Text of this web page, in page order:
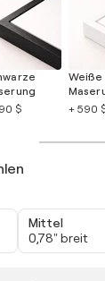
$
Weiße
+ 590
Mittel
0,78" breit